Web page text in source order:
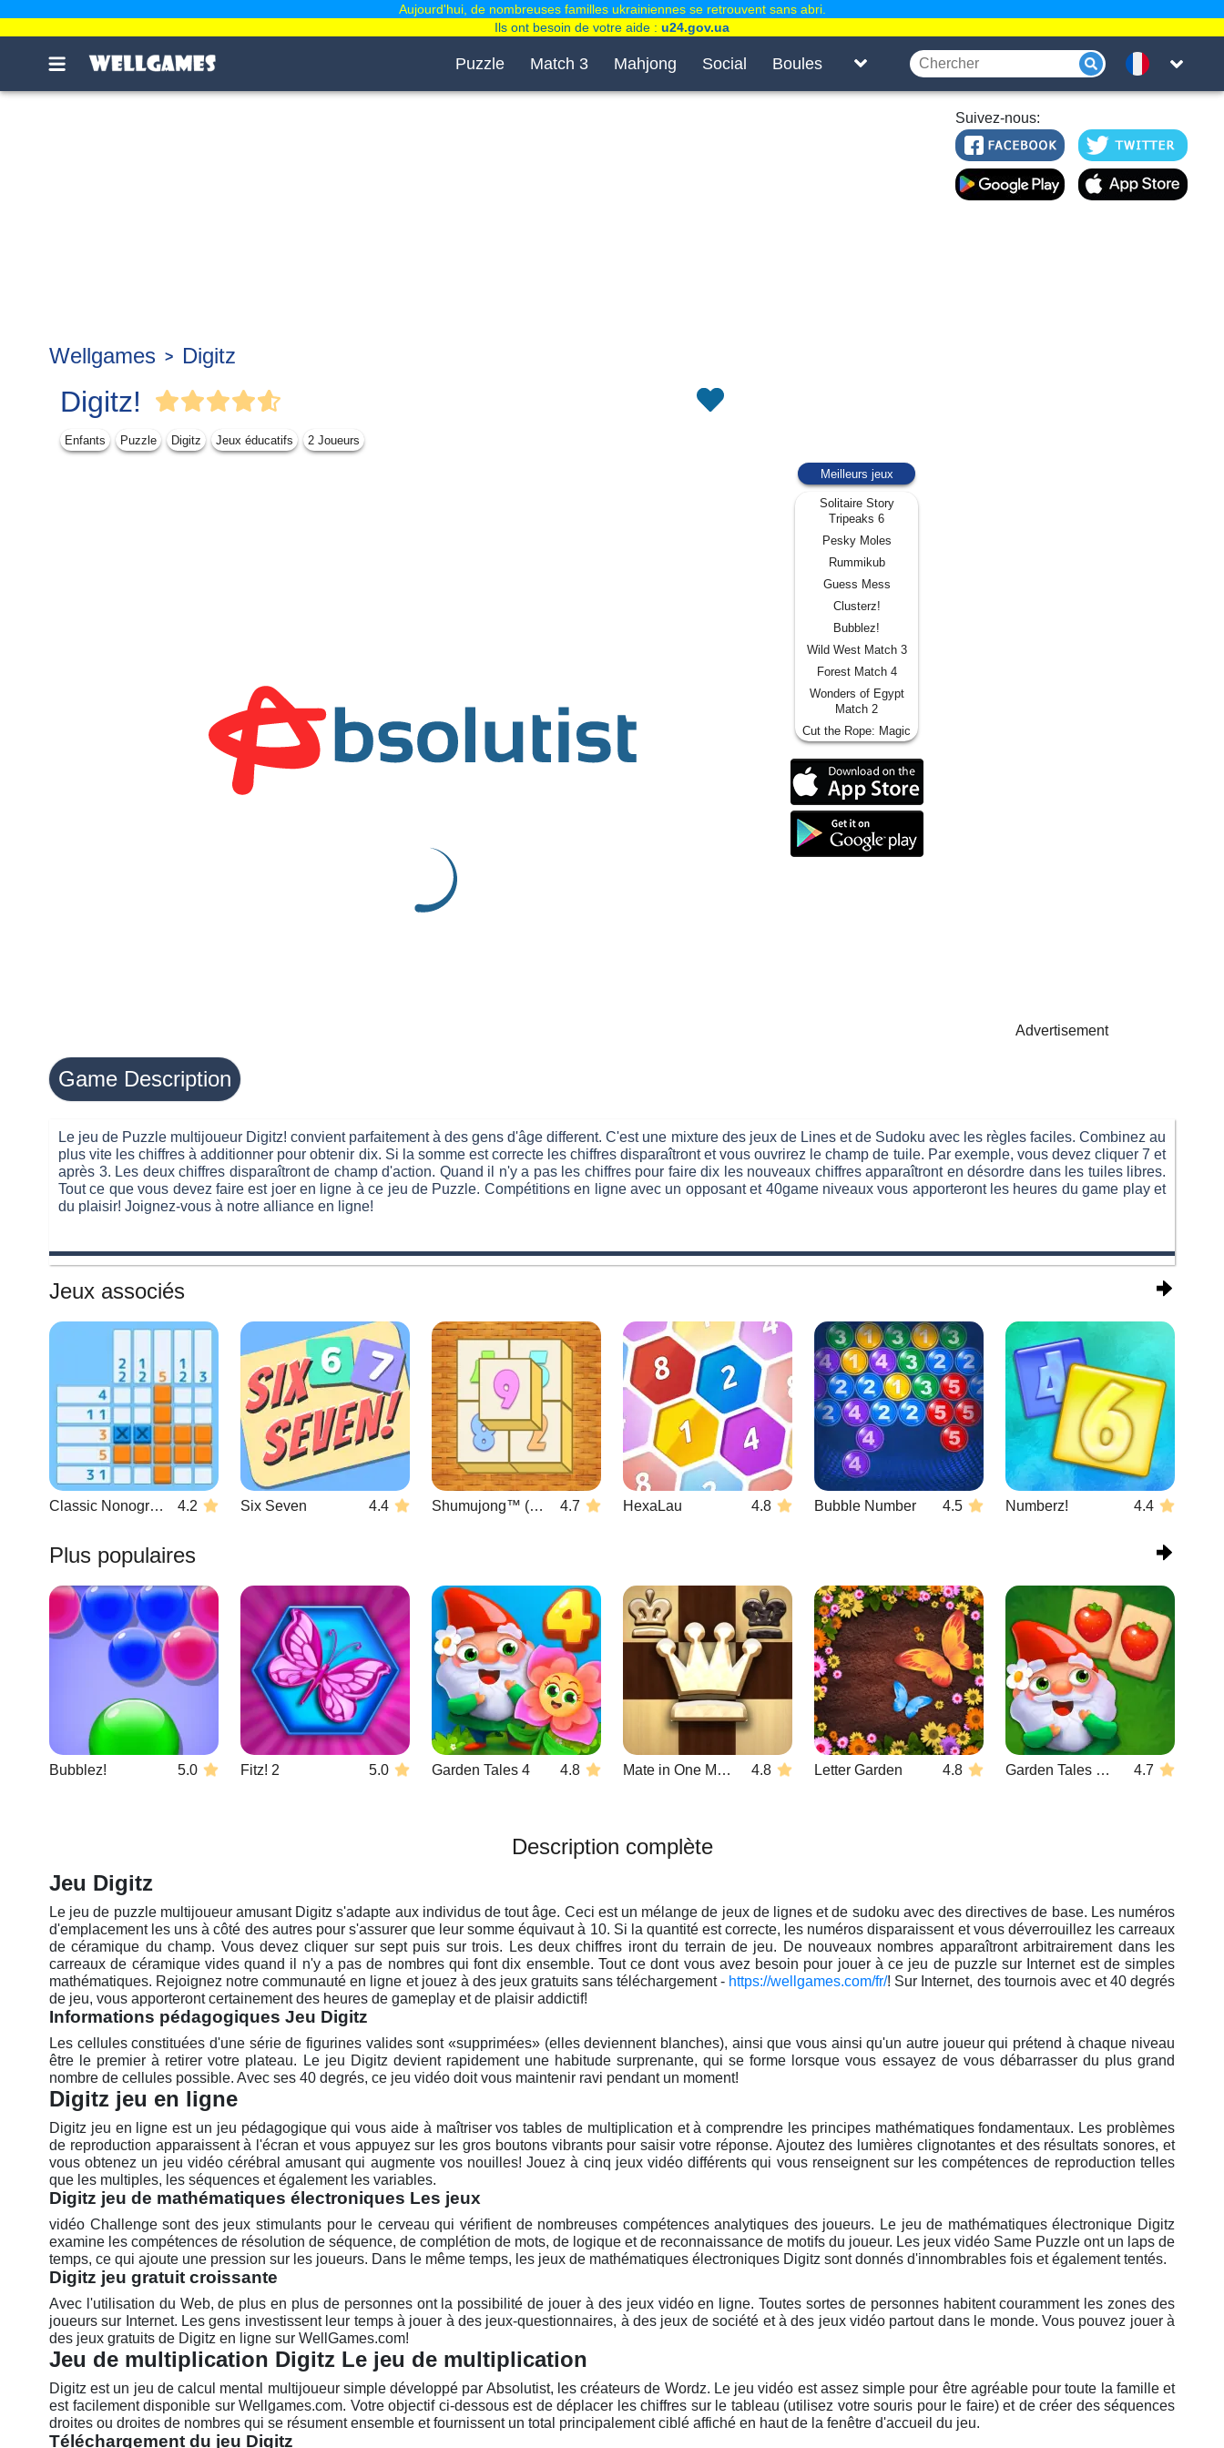
Puzzle Match 3 Mahjong Social Boules
Suivez-nous:
Wellgames Digitz
Digitz!
Enfants Puzzle Digitz Jeux éducatifs 2 Joueurs
Meilleurs jeux
Solitaire Story
Tripeaks 6
Pesky Moles
Rummikub
Guess Mess
Clusterz!
Bubblez!
Wild West Match 3
Forest Match 4
Wonders of Egypt
Match 2
Cut the Rope: Magic
Advertisement
Game Description
Le jeu de Puzzle multijoueur Digitz! convient parfaitement à des gens d'âge different. C'est une mixture des jeux de Lines et de Sudoku avec les règles faciles. Combinez au
plus vite les chiffres à additionner pour obtenir dix. Si la somme est correcte les chiffres disparaîtront et vous ouvrirez le champ de tuile. Par exemple, vous devez cliquer 7 et
après 3. Les deux chiffres disparaîtront de champ d'action. Quand il n'y a pas les chiffres pour faire dix les nouveaux chiffres apparaîtront en désordre dans les tuiles libres.
Tout ce que vous devez faire est joer en ligne à ce jeu de Puzzle. Compétitions en ligne avec un opposant et 40game niveaux vous apporteront les heures du game play et
du plaisir! Joignez-vous à notre alliance en ligne!
Jeux associés
Classic Nonogram 4.2 Six Seven 4.4 Shumujong™ (digitz mahjong) 4.7 HexaLau 4.8 Bubble Number 4.5 Numberz! 4.4
Plus populaires
Bubblez! 5.0 Fitz! 2 5.0 Garden Tales 4 4.8 Mate in One Move 4.8 Letter Garden 4.8 Garden Tales Mahjong 4.7
Description complète
Jeu Digitz
Le jeu de puzzle multijoueur amusant Digitz s'adapte aux individus de tout âge. Ceci est un mélange de jeux de lignes et de sudoku avec des directives de base. Les numéros
d'emplacement les uns à côté des autres pour s'assurer que leur somme équivaut à 10. Si la quantité est correcte, les numéros disparaissent et vous déverrouillez les carreaux
de céramique du champ. Vous devez cliquer sur sept puis sur trois. Les deux chiffres iront du terrain de jeu. De nouveaux nombres apparaîtront arbitrairement dans les
carreaux de céramique vides quand il n'y a pas de nombres qui font dix ensemble. Tout ce dont vous avez besoin pour jouer à ce jeu de puzzle sur Internet est de simples
mathématiques. Rejoignez notre communauté en ligne et jouez à des jeux gratuits sans téléchargement - https://wellgames.com/fr/! Sur Internet, des tournois avec et 40 degrés
de jeu, vous apporteront certainement des heures de gameplay et de plaisir addictif!
Informations pédagogiques Jeu Digitz
Les cellules constituées d'une série de figurines valides sont «supprimées» (elles deviennent blanches), ainsi que vous ainsi qu'un autre joueur qui prétend à chaque niveau
être le premier à retirer votre plateau. Le jeu Digitz devient rapidement une habitude surprenante, qui se forme lorsque vous essayez de vous débarrasser du plus grand
nombre de cellules possible. Avec ses 40 degrés, ce jeu vidéo doit vous maintenir ravi pendant un moment!
Digitz jeu en ligne
Digitz jeu en ligne est un jeu pédagogique qui vous aide à maîtriser vos tables de multiplication et à comprendre les principes mathématiques fondamentaux. Les problèmes
de reproduction apparaissent à l'écran et vous appuyez sur les gros boutons vibrants pour saisir votre réponse. Ajoutez des lumières clignotantes et des résultats sonores, et
vous obtenez un jeu vidéo cérébral amusant qui augmente vos nouilles! Jouez à cinq jeux vidéo différents qui vous renseignent sur les compétences de reproduction telles
que les multiples, les séquences et également les variables.
Digitz jeu de mathématiques électroniques Les jeux
vidéo Challenge sont des jeux stimulants pour le cerveau qui vérifient de nombreuses compétences analytiques des joueurs. Le jeu de mathématiques électronique Digitz
examine les compétences de résolution de séquence, de complétion de mots, de logique et de reconnaissance de motifs du joueur. Les jeux vidéo Same Puzzle ont un laps de
temps, ce qui ajoute une pression sur les joueurs. Dans le même temps, les jeux de mathématiques électroniques Digitz sont donnés d'innombrables fois et également tentés.
Digitz jeu gratuit croissante
Avec l'utilisation du Web, de plus en plus de personnes ont la possibilité de jouer à des jeux vidéo en ligne. Toutes sortes de personnes habitent couramment les zones des
joueurs sur Internet. Les gens investissent leur temps à jouer à des jeux-questionnaires, à des jeux de société et à des jeux vidéo partout dans le monde. Vous pouvez jouer à
des jeux gratuits de Digitz en ligne sur WellGames.com!
Jeu de multiplication Digitz Le jeu de multiplication
Digitz est un jeu de calcul mental multijoueur simple développé par Absolutist, les créateurs de Wordz. Le jeu vidéo est assez simple pour être agréable pour toute la famille et
est facilement disponible sur Wellgames.com. Votre objectif ci-dessous est de déplacer les chiffres sur le tableau (utilisez votre souris pour le faire) et de créer des séquences
droites ou droites de nombres qui se résument ensemble et fournissent un total principalement ciblé affiché en haut de la fenêtre d'accueil du jeu.
Téléchargement du jeu Digitz
Aujourd'hui, de nombreuses familles ukrainiennes se retrouvent sans abri.
Ils ont besoin de votre aide : u24.gov.ua